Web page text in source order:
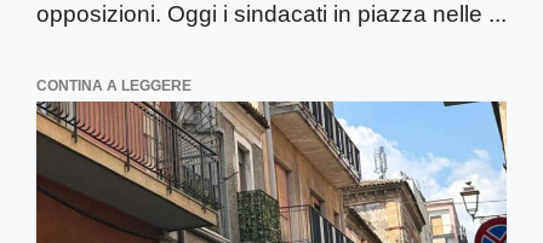
opposizioni. Oggi i sindacati in piazza nelle ...
CONTINA A LEGGERE